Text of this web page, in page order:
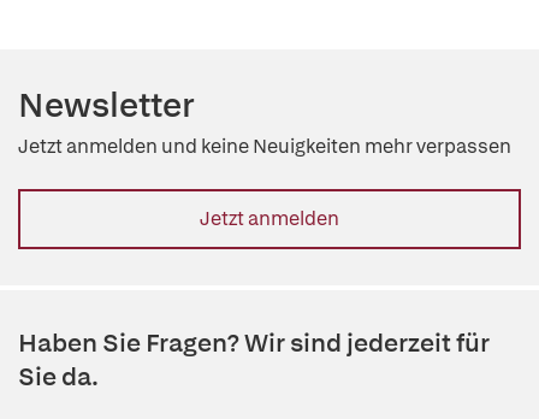
Newsletter
Jetzt anmelden und keine Neuigkeiten mehr verpassen
Jetzt anmelden
Haben Sie Fragen? Wir sind jederzeit für
Sie da.